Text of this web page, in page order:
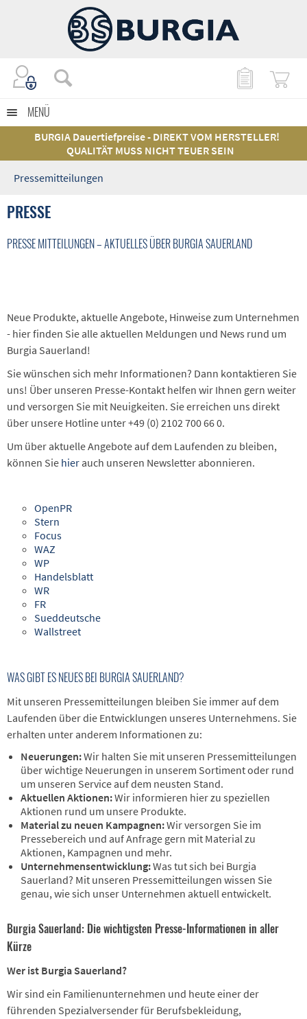
MENÜ
BURGIA Dauertiefpreise - DIREKT VOM HERSTELLER!
QUALITÄT MUSS NICHT TEUER SEIN
Pressemitteilungen
PRESSE
PRESSE MITTEILUNGEN – AKTUELLES ÜBER BURGIA SAUERLAND
Neue Produkte, aktuelle Angebote, Hinweise zum Unternehmen
- hier finden Sie alle aktuellen Meldungen und News rund um
Burgia Sauerland!
Sie wünschen sich mehr Informationen? Dann kontaktieren Sie
uns! Über unseren Presse-Kontakt helfen wir Ihnen gern weiter
und versorgen Sie mit Neuigkeiten. Sie erreichen uns direkt
über unsere Hotline unter +49 (0) 2102 700 66 0.
Um über aktuelle Angebote auf dem Laufenden zu bleiben,
können Sie hier auch unseren Newsletter abonnieren.
OpenPR
Stern
Focus
WAZ
WP
Handelsblatt
WR
FR
Sueddeutsche
Wallstreet
WAS GIBT ES NEUES BEI BURGIA SAUERLAND?
Mit unseren Pressemitteilungen bleiben Sie immer auf dem
Laufenden über die Entwicklungen unseres Unternehmens. Sie
erhalten unter anderem Informationen zu:
Neuerungen:Wir halten Sie mit unseren Pressemitteilungen
über wichtige Neuerungen in unserem Sortiment oder rund
um unseren Service auf dem neusten Stand.
Aktuellen Aktionen:Wir informieren hier zu speziellen
Aktionen rund um unsere Produkte.
Material zu neuen Kampagnen:Wir versorgen Sie im
Pressebereich und auf Anfrage gern mit Material zu
Aktionen, Kampagnen und mehr.
Unternehmensentwicklung:Was tut sich bei Burgia
Sauerland? Mit unseren Pressemitteilungen wissen Sie
genau, wie sich unser Unternehmen aktuell entwickelt.
Burgia Sauerland: Die wichtigsten Presse-Informationen in aller
Kürze
Wer ist Burgia Sauerland?
Wir sind ein Familienunternehmen und heute einer der
führenden Spezialversender für Berufsbekleidung,